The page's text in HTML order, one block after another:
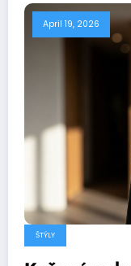
April 19, 2026
ŠTÝLY